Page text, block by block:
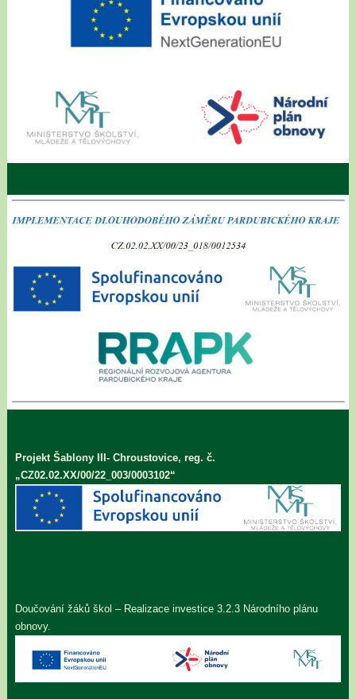
Projekt Šablony III- Chroustovice, reg. č.
„CZ02.02.XX/00/22_003/0003102“
Doučování žáků škol – Realizace investice 3.2.3 Národního plánu
obnovy.